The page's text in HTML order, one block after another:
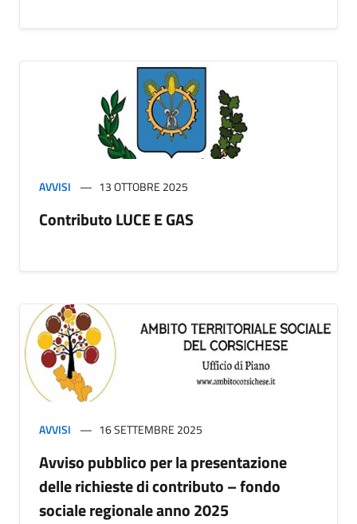
AVVISI 13 OTTOBRE 2025
Contributo LUCE E GAS
AVVISI 16 SETTEMBRE 2025
Avviso pubblico per la presentazione
delle richieste di contributo – fondo
sociale regionale anno 2025